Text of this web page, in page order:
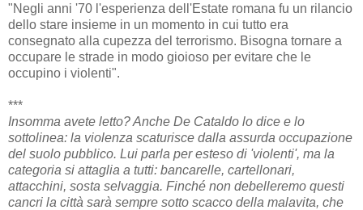
"Negli anni '70 l'esperienza dell'Estate romana fu un rilancio
dello stare insieme in un momento in cui tutto era
consegnato alla cupezza del terrorismo. Bisogna tornare a
occupare le strade in modo gioioso per evitare che le
occupino i violenti".
***
Insomma avete letto? Anche De Cataldo lo dice e lo
sottolinea: la violenza scaturisce dalla assurda occupazione
del suolo pubblico. Lui parla per esteso di 'violenti', ma la
categoria si attaglia a tutti: bancarelle, cartellonari,
attacchini, sosta selvaggia. Finché non debelleremo questi
cancri la città sarà sempre sotto scacco della malavita, che